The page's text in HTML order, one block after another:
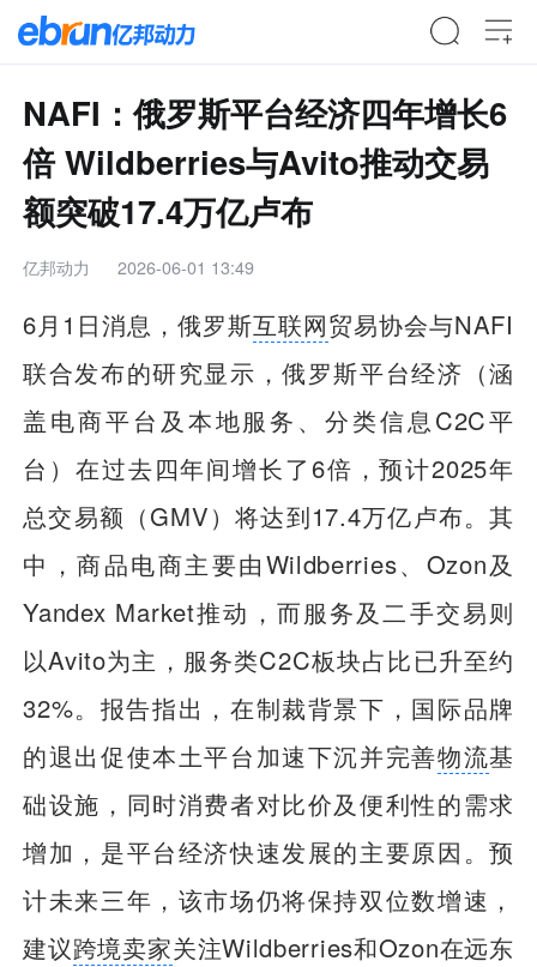
NAFI：俄罗斯平台经济四年增长6
倍 Wildberries与Avito推动交易
额突破17.4万亿卢布
亿邦动力 2026-06-01 13:49
6月1日消息，俄罗斯互联网贸易协会与NAFI
联合发布的研究显示，俄罗斯平台经济（涵
盖电商平台及本地服务、分类信息C2C平
台）在过去四年间增长了6倍，预计2025年
总交易额（GMV）将达到17.4万亿卢布。其
中，商品电商主要由Wildberries、Ozon及
Yandex Market推动，而服务及二手交易则
以Avito为主，服务类C2C板块占比已升至约
32%。报告指出，在制裁背景下，国际品牌
的退出促使本土平台加速下沉并完善物流基
础设施，同时消费者对比价及便利性的需求
增加，是平台经济快速发展的主要原因。预
计未来三年，该市场仍将保持双位数增速，
建议跨境卖家关注Wildberries和Ozon在远东